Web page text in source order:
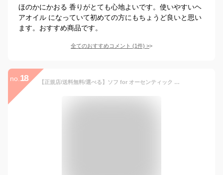
ほのかにかおる 香りがとても心地よいです。使いやすいヘ
アオイル になっていて初めての方にもちょうど良いと思い
ます。おすすめ商品です。
全てのおすすめコメント (1件) >
no. 18 【正規店/送料無料/選べる】ソフ for オーセンティック マルチオイル 120ml サボン/マグノリア/ジャスミン ヘアオイル アウトバス 洗い流さないトリートメント マルチオイル ボディ soeff professional